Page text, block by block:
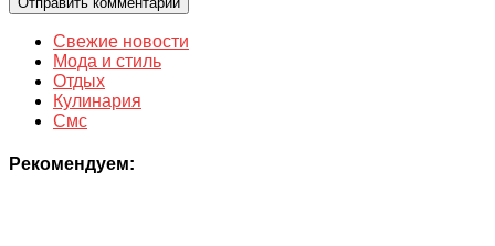
Свежие новости
Мода и стиль
Отдых
Кулинария
Смс
Рекомендуем: